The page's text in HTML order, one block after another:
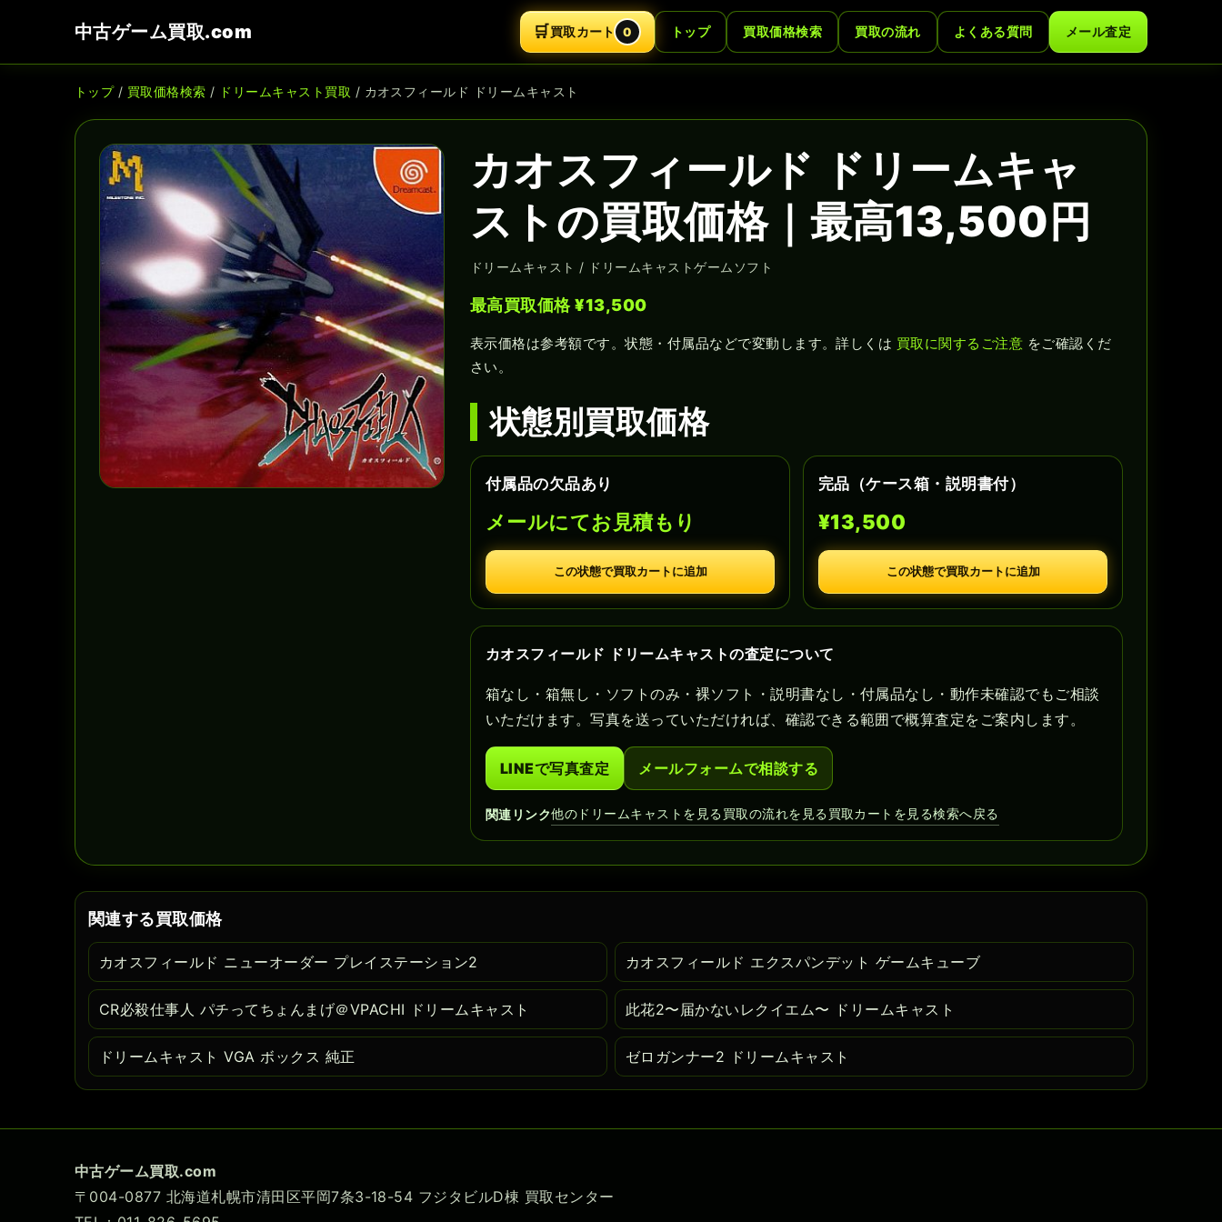
中古ゲーム買取.com 🛒買取カート 0 トップ 買取価格検索 買取の流れ よくある質問 メール査定
トップ/ 買取価格検索 / ドリームキャスト買取 / カオスフィールド ドリームキャスト
カオスフィールド ドリームキャ
ストの買取価格｜最高13,500円
ドリームキャスト / ドリームキャストゲームソフト
最高買取価格 ¥13,500
表示価格は参考額です。状態・付属品などで変動します。詳しくは 買取に関するご注意 をご確認くだ
さい。
状態別買取価格
付属品の欠品あり
メールにてお見積もり
この状態で買取カートに追加
完品（ケース箱・説明書付）
¥13,500
この状態で買取カートに追加
カオスフィールド ドリームキャストの査定について
箱なし・箱無し・ソフトのみ・裸ソフト・説明書なし・付属品なし・動作未確認でもご相談
いただけます。写真を送っていただければ、確認できる範囲で概算査定をご案内します。
LINEで写真査定 メールフォームで相談する
関連リンク他のドリームキャストを見る買取の流れを見る買取カートを見る検索へ戻る
関連する買取価格
カオスフィールド ニューオーダー プレイステーション2 カオスフィールド エクスパンデット ゲームキューブ
CR必殺仕事人 パチってちょんまげ＠VPACHI ドリームキャスト 此花2〜届かないレクイエム〜 ドリームキャスト
ドリームキャスト VGA ボックス 純正 ゼロガンナー2 ドリームキャスト
中古ゲーム買取.com
〒004-0877 北海道札幌市清田区平岡7条3-18-54 フジタビルD棟 買取センター